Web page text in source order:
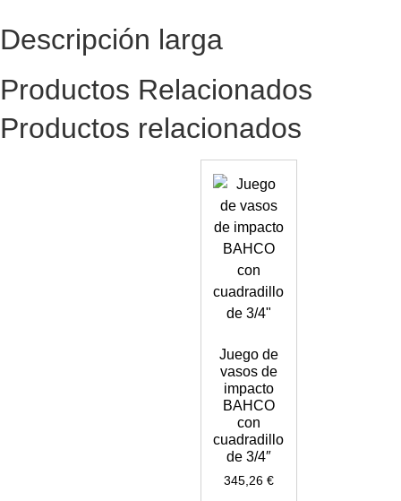
Descripción larga
Productos Relacionados
Productos relacionados
Juego de
vasos de
impacto
BAHCO
con
cuadradillo
de 3/4″
345,26 €